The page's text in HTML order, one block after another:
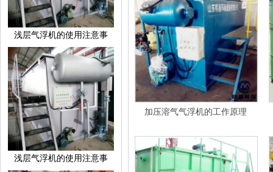
浅层气浮机的使用注意事
浅层气浮机的使用注意事
加压溶气气浮机的工作原理